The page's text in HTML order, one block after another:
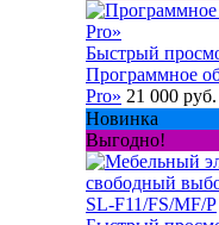
Быстрый
Программное
Pro» 21 000 руб.
Новинка
Выгодно!